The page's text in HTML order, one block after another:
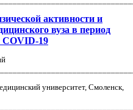
активности и
вуза в период
COVID-19
университет, Смоленск,